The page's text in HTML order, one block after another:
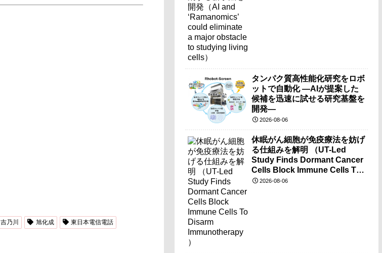
吉乃川 旭化成
東日本電信電話
タンパク質高性能化研究をロボ
ットで自動化 ―AIが提案した
候補を迅速に試せる研究基盤を
開発―
2026-08-06
休眠がん細胞が免疫療法を妨げ
る仕組みを解明 （UT-Led
Study Finds Dormant Cancer
Cells Block Immune Cells To
Disarm Immunotherapy）
2026-08-06